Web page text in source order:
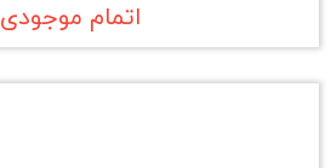
اتمام موجودی